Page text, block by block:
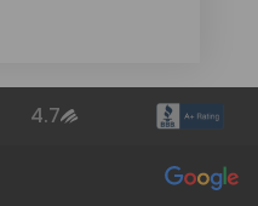
4.7